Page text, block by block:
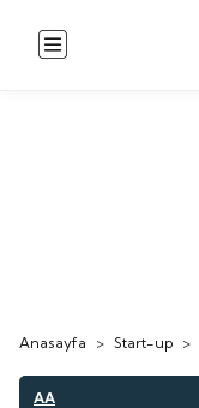
Anasayfa > Start-up >
AA